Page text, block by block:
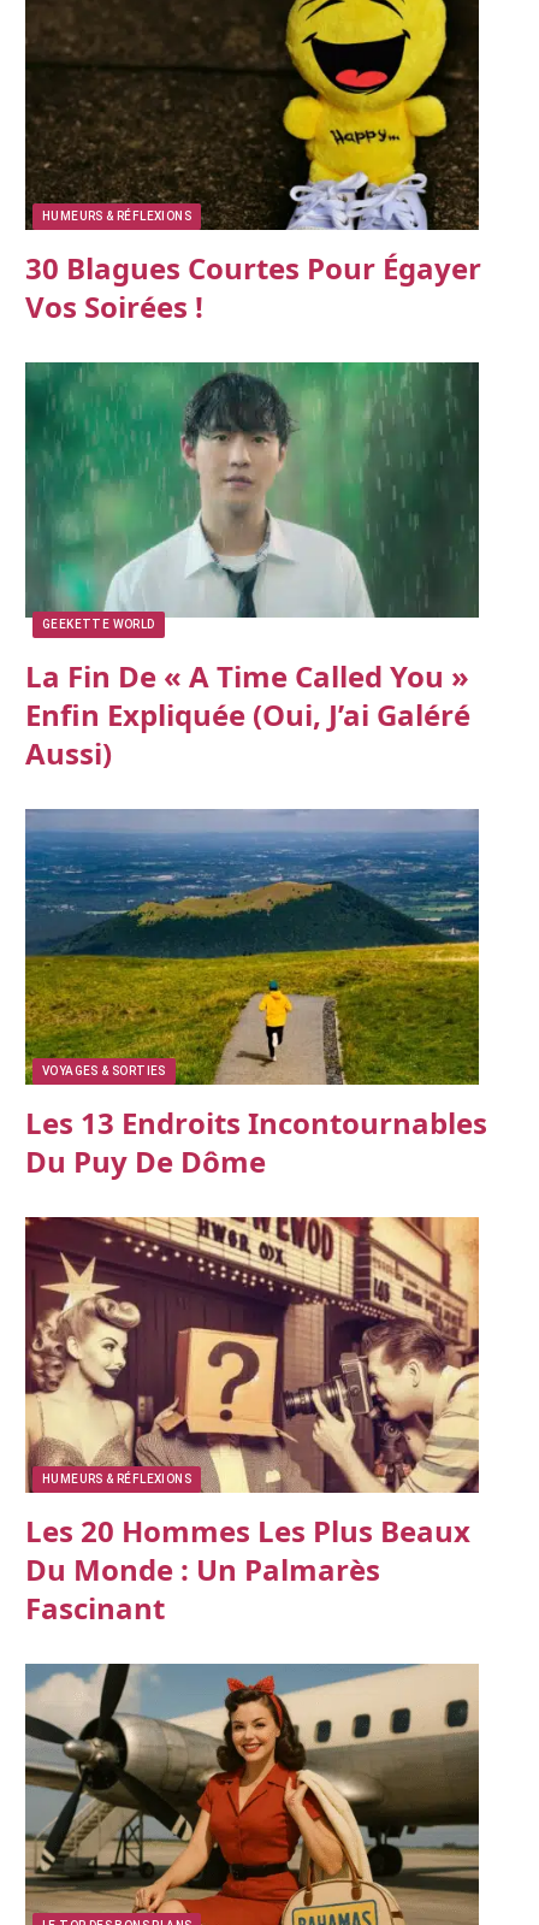
HUMEURS & RÉFLEXIONS
30 Blagues Courtes Pour Égayer
Vos Soirées !
GEEKETTE WORLD
La Fin De « A Time Called You »
Enfin Expliquée (oui, J’ai Galéré
Aussi)
VOYAGES & SORTIES
Les 13 Endroits Incontournables
Du Puy De Dôme
HUMEURS & RÉFLEXIONS
Les 20 Hommes Les Plus Beaux
Du Monde : Un Palmarès
Fascinant